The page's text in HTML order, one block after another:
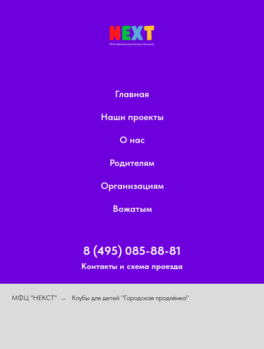
Главная
Наши проекты
О нас
Родителям
Организациям
Вожатым
8 (495) 085-88-81
Контакты и схема проезда
МФЦ "НЕКСТ" → Клубы для детей "Городская продлёнка"